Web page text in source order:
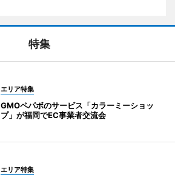
特集
エリア特集
GMOペパボのサービス「カラーミーショッ
プ」が福岡でEC事業者交流会
エリア特集